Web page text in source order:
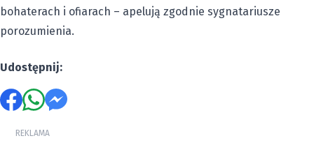
bohaterach i ofiarach – apelują zgodnie sygnatariusze
porozumienia.
Udostępnij:
REKLAMA